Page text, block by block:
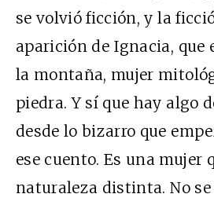
se volvió ficción, y la
aparición de Ignacia, que
la montaña, mujer
piedra. Y sí que hay algo
desde lo bizarro que
ese cuento. Es una mujer
naturaleza distinta. No